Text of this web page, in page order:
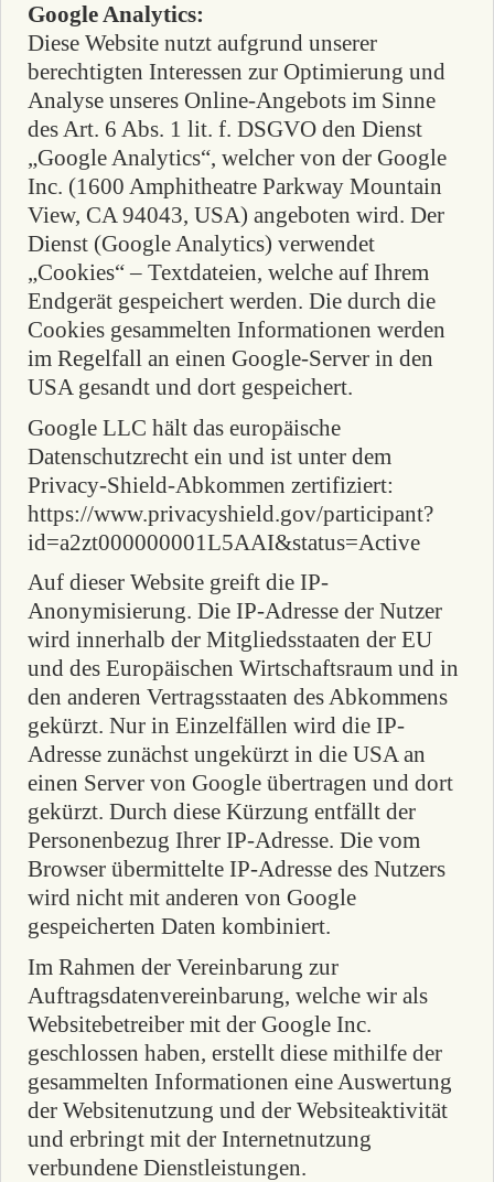
Google Analytics:
Diese Website nutzt aufgrund unserer
berechtigten Interessen zur Optimierung und
Analyse unseres Online-Angebots im Sinne
des Art. 6 Abs. 1 lit. f. DSGVO den Dienst
„Google Analytics“, welcher von der Google
Inc. (1600 Amphitheatre Parkway Mountain
View, CA 94043, USA) angeboten wird. Der
Dienst (Google Analytics) verwendet
„Cookies“ – Textdateien, welche auf Ihrem
Endgerät gespeichert werden. Die durch die
Cookies gesammelten Informationen werden
im Regelfall an einen Google-Server in den
USA gesandt und dort gespeichert.
Google LLC hält das europäische
Datenschutzrecht ein und ist unter dem
Privacy-Shield-Abkommen zertifiziert:
https://www.privacyshield.gov/participant?
id=a2zt000000001L5AAI&status=Active
Auf dieser Website greift die IP-
Anonymisierung. Die IP-Adresse der Nutzer
wird innerhalb der Mitgliedsstaaten der EU
und des Europäischen Wirtschaftsraum und in
den anderen Vertragsstaaten des Abkommens
gekürzt. Nur in Einzelfällen wird die IP-
Adresse zunächst ungekürzt in die USA an
einen Server von Google übertragen und dort
gekürzt. Durch diese Kürzung entfällt der
Personenbezug Ihrer IP-Adresse. Die vom
Browser übermittelte IP-Adresse des Nutzers
wird nicht mit anderen von Google
gespeicherten Daten kombiniert.
Im Rahmen der Vereinbarung zur
Auftragsdatenvereinbarung, welche wir als
Websitebetreiber mit der Google Inc.
geschlossen haben, erstellt diese mithilfe der
gesammelten Informationen eine Auswertung
der Websitenutzung und der Websiteaktivität
und erbringt mit der Internetnutzung
verbundene Dienstleistungen.